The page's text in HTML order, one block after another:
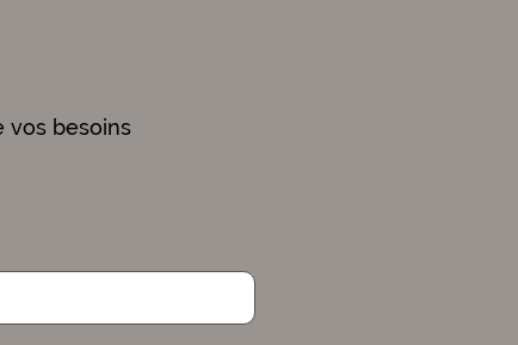
vos besoins